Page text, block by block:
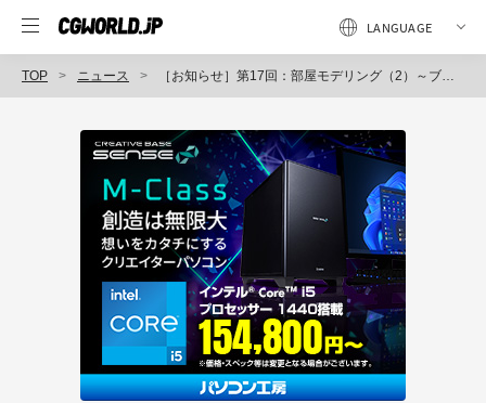
TOP ニュース ［お知らせ］第17回：部屋モデリング（2）～ブーリアンを駆使して壁に穴を開ける～が配信開始（BlenderでCGをはじめよう！ゼロから学ぶ3DCG教室）